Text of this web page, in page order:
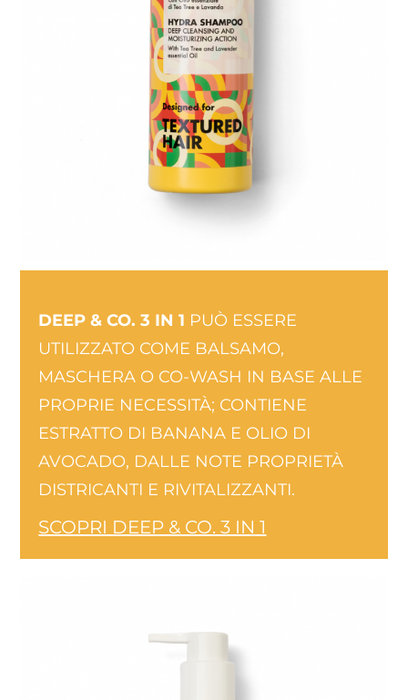
DEEP & CO. 3 IN 1 PUÒ ESSERE
UTILIZZATO COME BALSAMO,
MASCHERA O CO-WASH IN BASE ALLE
PROPRIE NECESSITÀ; CONTIENE
ESTRATTO DI BANANA E OLIO DI
AVOCADO, DALLE NOTE PROPRIETÀ
DISTRICANTI E RIVITALIZZANTI.
SCOPRI DEEP & CO. 3 IN 1